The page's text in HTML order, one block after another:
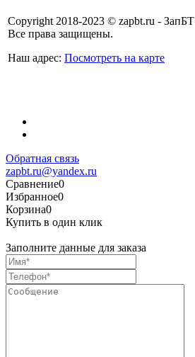
Copyright 2018-2023 © zapbt.ru - ЗапБТ
Все права защищены.
Наш адрес: Посмотреть на карте
Обратная связь
zapbt.ru@yandex.ru
Сравнение0
Избранное0
Корзина0
Купить в один клик
Заполните данные для заказа